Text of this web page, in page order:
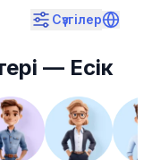
Сүзгілер
— Есік